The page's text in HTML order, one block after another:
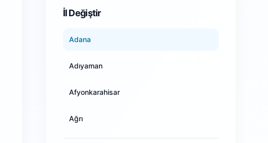
İl Değiştir
Adana
Adıyaman
Afyonkarahisar
Ağrı